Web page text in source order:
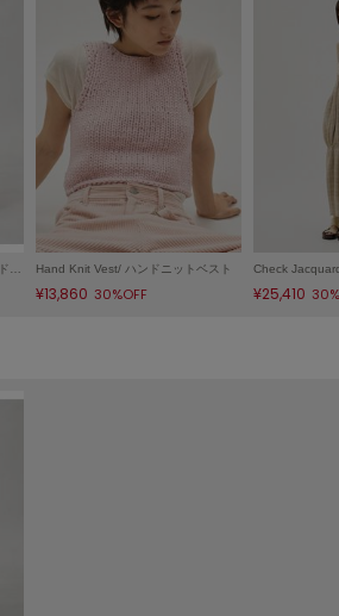
Pencil Knit Dress/ペンシルニットドレス Hand Knit Vest/ ハンドニットベスト
¥13,860 30%OFF ¥25,410